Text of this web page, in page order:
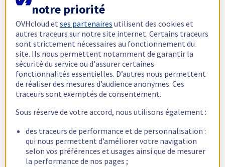
notre priorité
OVHcloud etses partenaires utilisent des cookies et
autres traceurs sur notre site internet. Certains traceurs
sont strictement nécessaires au fonctionnement du
site. Ils nous permettent notamment de garantir la
sécurité du service ou d'assurer certaines
fonctionnalités essentielles. D’autres nous permettent
de réaliser des mesures d’audience anonymes. Ces
traceurs sont exemptés de consentement.
Sous réserve de votre accord, nous utilisons également :
des traceurs de performance et de personnalisation :
qui nous permettent d’améliorer votre navigation
selon vos préférences et usages ainsi que de mesurer
la performance de nos pages ;